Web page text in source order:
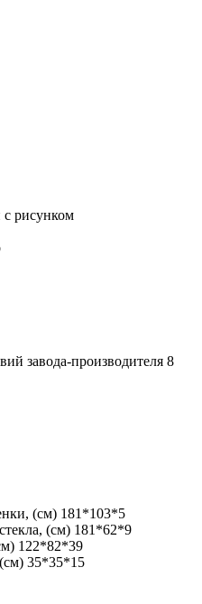
рисунком
завода-производителя 8
(см) 181*103*5
(см) 181*62*9
122*82*39
35*35*15